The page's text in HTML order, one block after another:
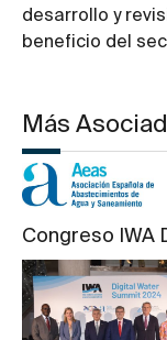
desarrollo y
beneficio del
Más
Congreso IWA